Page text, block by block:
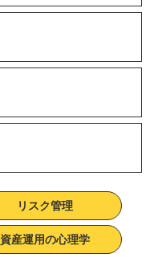
リスク管理
資産運用の心理学